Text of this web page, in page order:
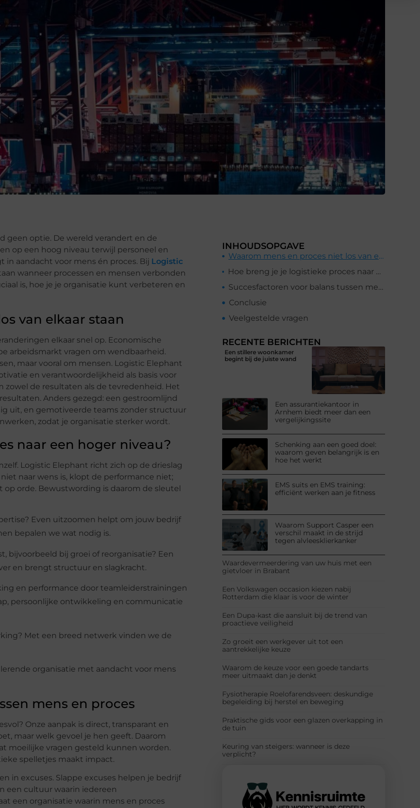
geen optie. De wereld verandert en de
op een hoog niveau terwijl personeel en
aandacht voor mens én proces. Bij Logistic
wanneer processen en mensen verbonden
is, hoe je je organisatie kunt verbeteren en
van elkaar staan
elkaar snel op. Economische
arbeidsmarkt vragen om wendbaarheid.
maar vooral om mensen. Logistic Elephant
en verantwoordelijkheid als basis voor
zowel de resultaten als de tevredenheid. Het
Anders gezegd: een gestroomlijnd
uit, en gemotiveerde teams zonder structuur
zodat je organisatie sterker wordt.
naar een hoger niveau?
Logistic Elephant richt zich op de drieslag
naar wens is, klopt de performance niet;
orde. Bewustwording is daarom de sleutel
Even uitzoomen helpt om jouw bedrijf
bepalen we wat nodig is.
bijvoorbeeld bij groei of reorganisatie? Een
en brengt structuur en slagkracht.
en performance door teamleiderstrainingen
persoonlijke ontwikkeling en communicatie
Met een breed netwerk vinden we de
organisatie met aandacht voor mens
mens en proces
Onze aanpak is direct, transparant en
maar welk gevoel je hen geeft. Daarom
moeilijke vragen gesteld kunnen worden.
spelletjes maakt impact.
in excuses. Slappe excuses helpen je bedrijf
een cultuur waarin iedereen
een organisatie waarin mens en proces
INHOUDSOPGAVE
Waarom mens en proces niet los van elkaar staan
Hoe breng je je logistieke proces naar een hoger niveau?
Succesfactoren voor balans tussen mens en proces
Conclusie
Veelgestelde vragen
RECENTE BERICHTEN
Een stillere woonkamer
begint bij de juiste wand
Een assurantiekantoor in
Arnhem biedt meer dan een
vergelijkingssite
Schenking aan een goed doel:
waarom geven belangrijk is en
hoe het werkt
EMS suits en EMS training:
efficiënt werken aan je fitness
Waarom Support Casper een
verschil maakt in de strijd
tegen alvleesklierkanker
Waardevermeerdering van uw huis met een
gietvloer in Brabant
Een Volkswagen occasion kiezen nabij
Rotterdam die klaar is voor de winter
Een Dupa-kast die aansluit bij de trend van
proactieve veiligheid
Zo groeit een werkgever uit tot een
aantrekkelijke keuze
Waarom de keuze voor een goede tandarts
meer uitmaakt dan je denkt
Fysiotherapie Roelofarendsveen: deskundige
begeleiding bij herstel en beweging
Praktische gids voor een glazen overkapping in
de tuin
Keuring van steigers: wanneer is deze
verplicht?